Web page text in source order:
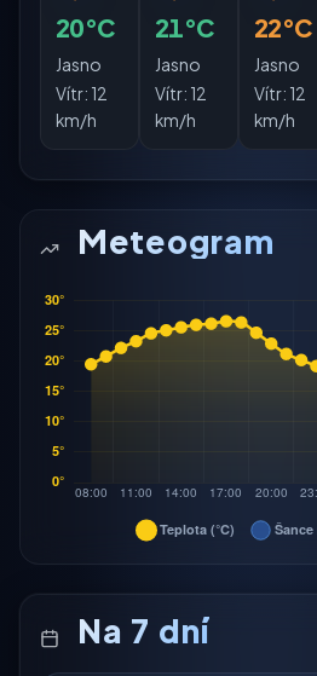
20°C
Jasno
Vítr: 12
km/h
21°C
Jasno
Vítr: 12
km/h
22°C
Jasno
Vítr: 12
km/h
Meteogram
Na 7 dní